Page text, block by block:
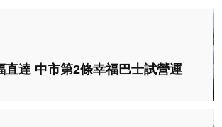
直達 中市第2條幸福巴士試營運